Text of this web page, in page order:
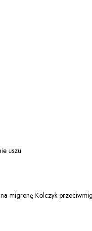
uszu
migrenę Kolczyk